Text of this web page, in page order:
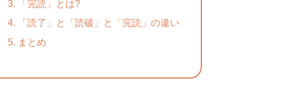
「完読」とは?
「読了」と「読破」と「完読」の違い
まとめ